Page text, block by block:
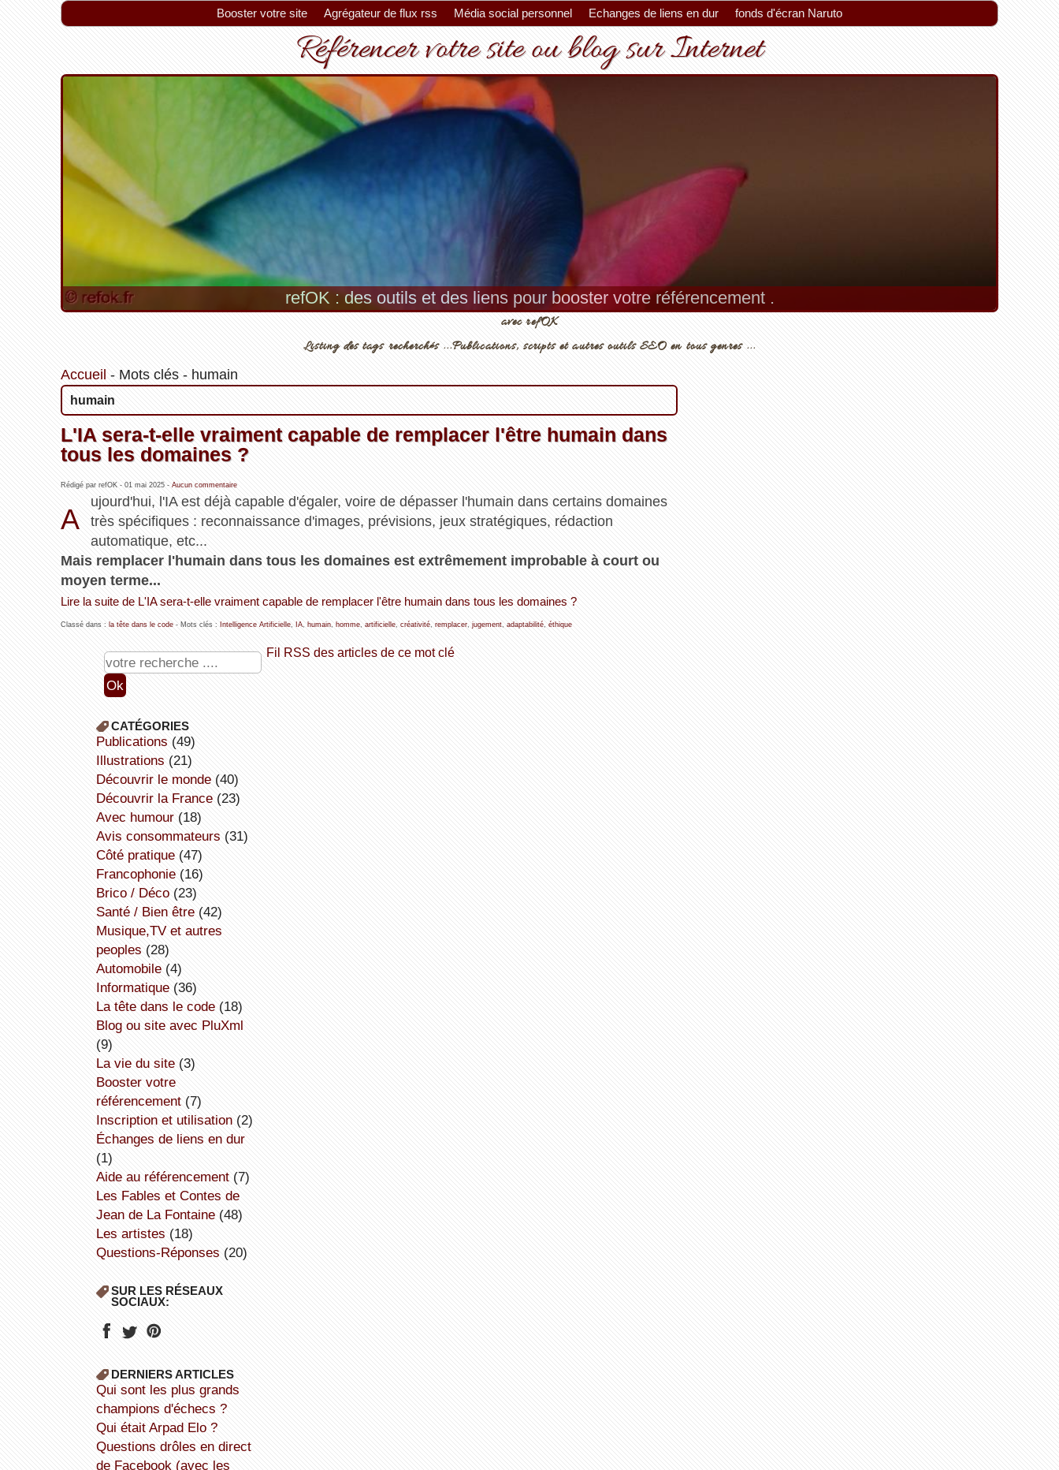
Booster votre site Agrégateur de flux rss Média social personnel Echanges de liens en dur fonds d'écran Naruto
Référencer votre site ou blog sur Internet
refOK : des outils et des liens pour booster votre référencement .
avec refOK
Listing des tags recherchés ...Publications, scripts et autres outils SEO en tous genres ...
Accueil - Mots clés- humain
humain
L'IA sera-t-elle vraiment capable de remplacer l'être humain dans
tous les domaines ?
Rédigé par refOK - 01 mai 2025- Aucun commentaire
A
ujourd'hui, l'IA est déjà capable d'égaler, voire de dépasser l'humain dans certains domaines
très spécifiques : reconnaissance d'images, prévisions, jeux stratégiques, rédaction
automatique, etc...
Mais remplacer l'humain dans tous les domaines est extrêmement improbable à court ou
moyen terme...
Lire la suite de L'IA sera-t-elle vraiment capable de remplacer l'être humain dans tous les domaines ?
Classé dans : la tête dans le code- Mots clés : Intelligence Artificielle, IA, humain, homme, artificielle, créativité, remplacer, jugement, adaptabilité, éthique
Fil RSS des articles de ce mot clé
CATÉGORIES
publications (49)
illustrations (21)
découvrir le monde(40)
découvrir la France(23)
avec humour(18)
avis consommateurs (31)
côté pratique(47)
Francophonie(16)
Brico / Déco(23)
Santé / Bien être(42)
Musique,TV et autres
peoples (28)
Automobile(4)
informatique(36)
la tête dans le code(18)
Blog ou site avec PluXml
(9)
la vie du site(3)
booster votre
référencement(7)
inscription et utilisation(2)
échanges de liens en dur
(1)
aide au référencement(7)
Les Fables et Contes de
Jean de La Fontaine(48)
Les artistes (18)
Questions-Réponses (20)
SUR LES RÉSEAUX
SOCIAUX:
DERNIERS ARTICLES
Qui sont les plus grands
champions d'échecs ?
Qui était Arpad Elo ?
Questions drôles en direct
de Facebook (avec les